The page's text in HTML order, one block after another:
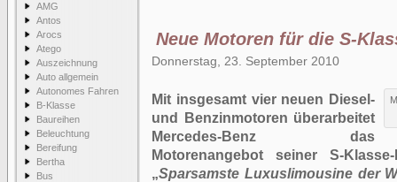
AMG
Antos
Arocs
Atego
Auszeichnung
Auto allgemein
Autonomes Fahren
B-Klasse
Baureihen
Beleuchtung
Bereifung
Bertha
Bus
Neue Motoren für die S-
Donnerstag, 23. September 2010
Mit insgesamt vier neuen Diesel-
und Benzinmotoren überarbeitet
Mercedes-Benz das
Motorenangebot seiner S-
„Sparsamste Luxuslimousine der